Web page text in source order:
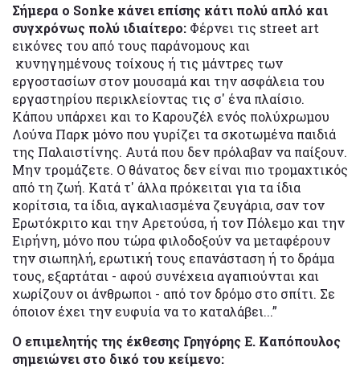
Σήμερα ο Sonke κάνει επίσης κάτι πολύ απλό και
συγχρόνως πολύ ιδιαίτερο: Φέρνει τις street art
εικόνες του από τους παράνομους και
κυνηγημένους τοίχους ή τις μάντρες των
εργοστασίων στον μουσαμά και την ασφάλεια του
εργαστηρίου περικλείοντας τις σ' ένα πλαίσιο.
Κάπου υπάρχει και το Καρουζέλ ενός πολύχρωμου
Λούνα Παρκ μόνο που γυρίζει τα σκοτωμένα παιδιά
της Παλαιστίνης. Αυτά που δεν πρόλαβαν να παίξουν.
Μην τρομάζετε. Ο θάνατος δεν είναι πιο τρομαχτικός
από τη ζωή. Κατά τ' άλλα πρόκειται για τα ίδια
κορίτσια, τα ίδια, αγκαλιασμένα ζευγάρια, σαν τον
Ερωτόκριτο και την Αρετούσα, ή τον Πόλεμο και την
Ειρήνη, μόνο που τώρα φιλοδοξούν να μεταφέρουν
την σιωπηλή, ερωτική τους επανάσταση ή το δράμα
τους, εξαρτάται - αφού συνέχεια αγαπιούνται και
χωρίζουν οι άνθρωποι - από τον δρόμο στο σπίτι. Σε
όποιον έχει την ευφυία να το καταλάβει...”
Ο επιμελητής της έκθεσης Γρηγόρης Ε. Καπόπουλος
σημειώνει στο δικό του κείμενο: